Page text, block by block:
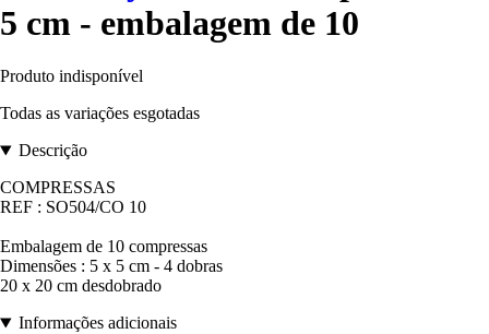
5 cm - embalagem de 10
Produto indisponível
Todas as variações esgotadas
Descrição
COMPRESSAS
REF : SO504/CO 10
Embalagem de 10 compressas
Dimensões : 5 x 5 cm - 4 dobras
20 x 20 cm desdobrado
Informações adicionais